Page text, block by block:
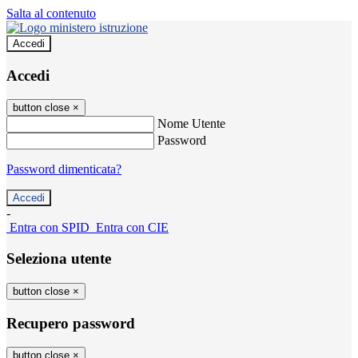
Salta al contenuto
Accedi
Accedi
button close ×
Nome Utente
Password
Password dimenticata?
-
Entra con SPID Entra con CIE
Seleziona utente
button close ×
Recupero password
button close ×